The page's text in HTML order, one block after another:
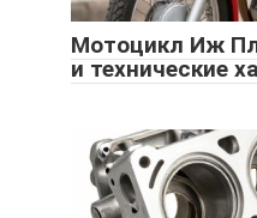
Мотоцикл Иж
и технические